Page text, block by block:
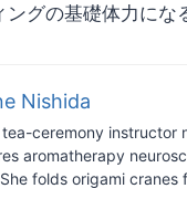
グの基礎体力にな
Nishida
tea-ceremony instructor
aromatherapy
folds origami cranes